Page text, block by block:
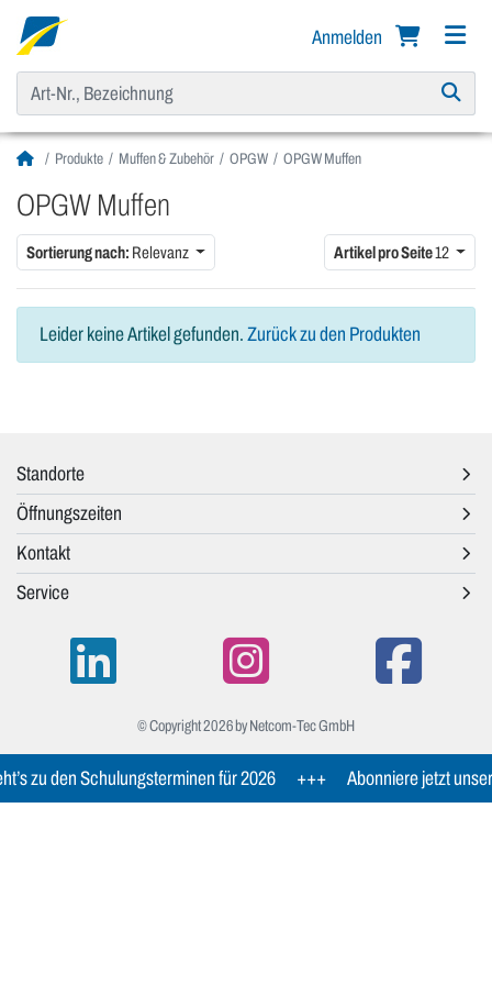
Anmelden
Produkte Muffen & Zubehör OPGW OPGW Muffen
OPGW Muffen
Sortierung nach: Relevanz Artikel pro Seite12
Leider keine Artikel gefunden. Zurück zu den Produkten
Standorte
Öffnungszeiten
Kontakt
Service
© Copyright 2026 by Netcom-Tec GmbH
zu den Schulungsterminen für 2026 +++ Abonniere jetzt